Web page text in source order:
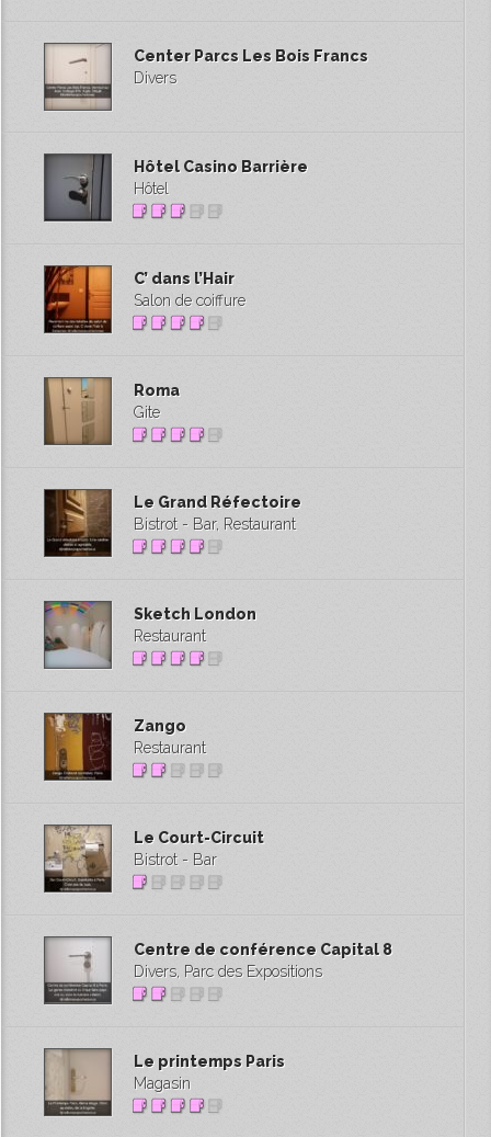
Center Parcs Les Bois Francs
Divers
Hôtel Casino Barrière
Hôtel
C’ dans l’Hair
Salon de coiffure
Roma
Gite
Le Grand Réfectoire
Bistrot - Bar, Restaurant
Sketch London
Restaurant
Zango
Restaurant
Le Court-Circuit
Bistrot - Bar
Centre de conférence Capital 8
Divers, Parc des Expositions
Le printemps Paris
Magasin